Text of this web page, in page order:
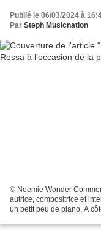
Publié le 06/03/2024 à
Par Steph Musicnation
© Noémie Wonder
autrice, compositrice et
un petit peu de piano. A